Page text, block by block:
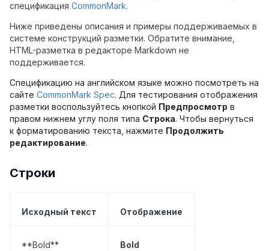
спецификация CommonMark.
Ниже приведены описания и примеры поддерживаемых в
системе конструкций разметки. Обратите внимание,
HTML-разметка в редакторе Markdown не
поддерживается.
Спецификацию на английском языке можно посмотреть на
сайте CommonMark Spec. Для тестирования отображения
разметки воспользуйтесь кнопкой Предпросмотр в
правом нижнем углу поля типа Строка. Чтобы вернуться
к форматированию текста, нажмите Продолжить
редактирование.
Строки
Исходный текст Отображение
**Bold** Bold